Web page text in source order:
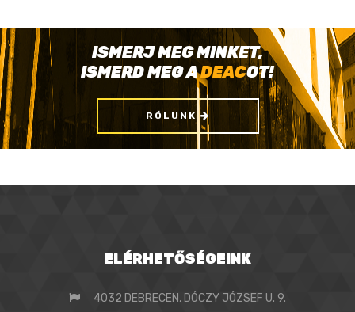
ISMERJ MEG MINKET,
ISMERD MEG ADEACOT!
RÓLUNK
ELÉRHETŐSÉGEINK
4032 DEBRECEN, DÓCZY JÓZSEF U. 9.